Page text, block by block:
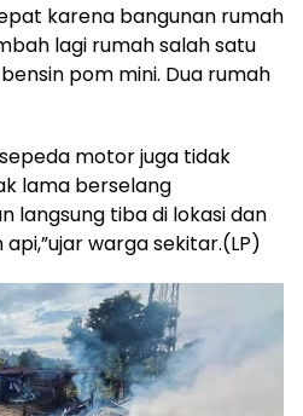
karena bangunan rumah
lagi rumah salah satu
pom mini. Dua rumah
motor juga tidak
lama berselang
langsung tiba di lokasi dan
warga sekitar.(LP)